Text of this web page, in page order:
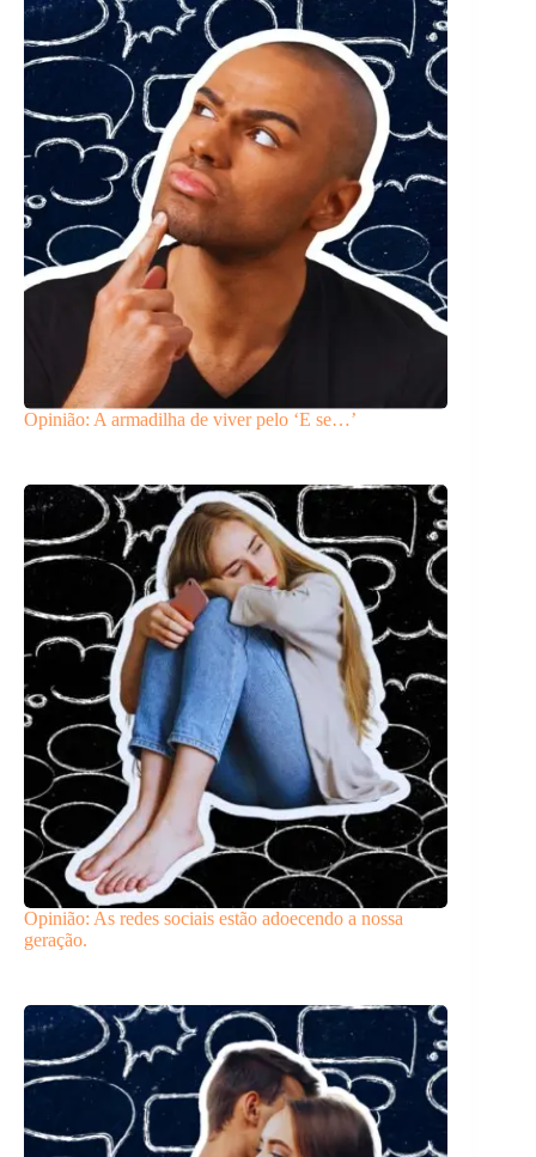
Opinião: A armadilha de viver pelo ‘E se…’
Opinião: As redes sociais estão adoecendo a nossa
geração.